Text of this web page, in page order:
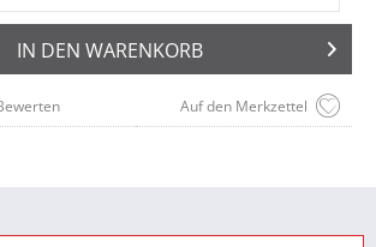
IN DEN WARENKORB
Auf den Merkzettel